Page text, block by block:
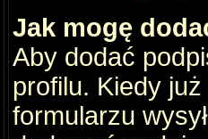
Jak mogę
Aby dodać
profilu. Kiedy
formularzu